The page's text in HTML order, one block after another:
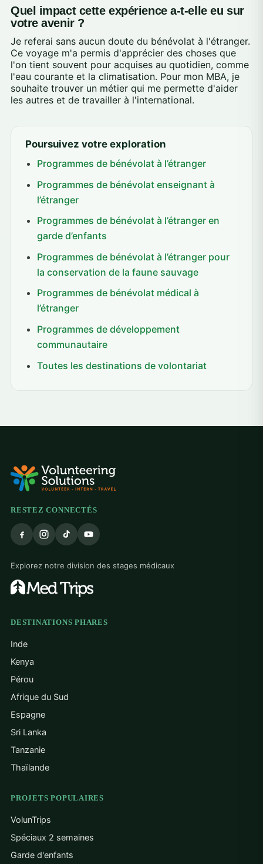
Quel impact cette expérience a-t-elle eu sur
votre avenir ?
Je referai sans aucun doute du bénévolat à l'étranger.
Ce voyage m'a permis d'apprécier des choses que
l'on tient souvent pour acquises au quotidien, comme
l'eau courante et la climatisation. Pour mon MBA, je
souhaite trouver un métier qui me permette d'aider
les autres et de travailler à l'international.
Poursuivez votre exploration
Programmes de bénévolat à l’étranger
Programmes de bénévolat enseignant à
l’étranger
Programmes de bénévolat à l’étranger en
garde d’enfants
Programmes de bénévolat à l’étranger pour
la conservation de la faune sauvage
Programmes de bénévolat médical à
l’étranger
Programmes de développement
communautaire
Toutes les destinations de volontariat
RESTEZ CONNECTÉS
Explorez notre division des stages médicaux
DESTINATIONS PHARES
Inde
Kenya
Pérou
Afrique du Sud
Espagne
Sri Lanka
Tanzanie
Thaïlande
PROJETS POPULAIRES
VolunTrips
Spéciaux 2 semaines
Garde d'enfants